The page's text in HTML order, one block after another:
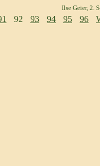
Ilse Geier, 2.
92 93 94 95 96